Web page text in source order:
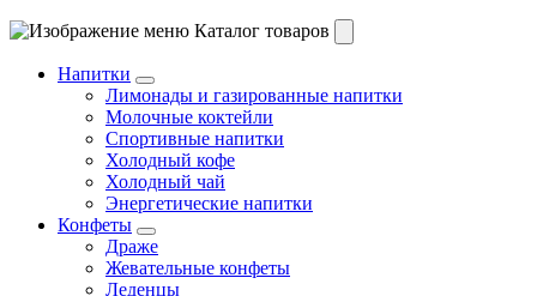
Каталог товаров
Напитки
Лимонады и газированные напитки
Молочные коктейли
Спортивные напитки
Холодный кофе
Холодный чай
Энергетические напитки
Конфеты
Драже
Жевательные конфеты
Леденцы